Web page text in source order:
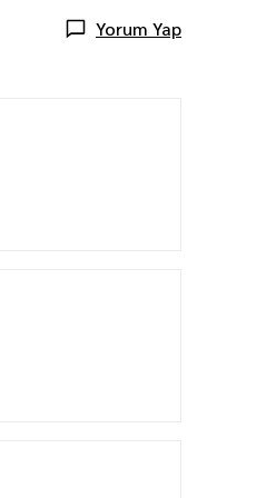
Yorum Yap